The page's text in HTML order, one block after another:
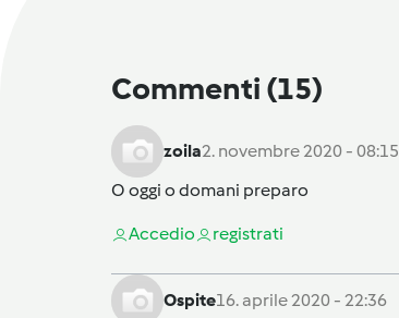
Commenti (15)
zoila2. novembre 2020 - 08:15
O oggi o domani preparo
Accedio registrati
Ospite16. aprile 2020 - 22:36